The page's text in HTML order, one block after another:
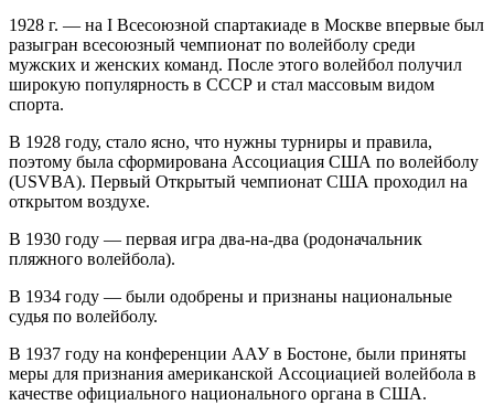
1928 г. — на I Всесоюзной спартакиаде в Москве впервые был
разыгран всесоюзный чемпионат по волейболу среди
мужских и женских команд. После этого волейбол получил
широкую популярность в СССР и стал массовым видом
спорта.
В 1928 году, стало ясно, что нужны турниры и правила,
поэтому была сформирована Ассоциация США по волейболу
(USVBA). Первый Открытый чемпионат США проходил на
открытом воздухе.
В 1930 году — первая игра два-на-два (родоначальник
пляжного волейбола).
В 1934 году — были одобрены и признаны национальные
судья по волейболу.
В 1937 году на конференции ААУ в Бостоне, были приняты
меры для признания американской Ассоциацией волейбола в
качестве официального национального органа в США.